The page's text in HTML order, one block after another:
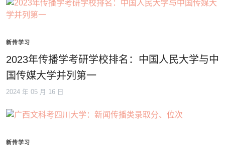
新传学习
2023年传播学考研学校排名：中国人民大学与中
国传媒大学并列第一
2024 年 05 月 16 日
新传学习